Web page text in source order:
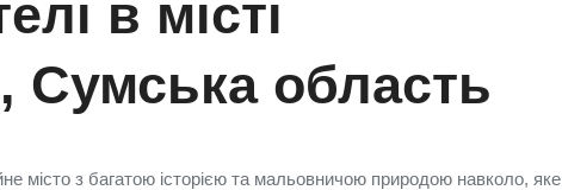
в місті
Сумська область
місто з багатою історією та мальовничою природою навколо, яке